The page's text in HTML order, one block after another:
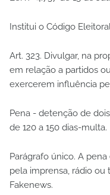
Institui o Código
Art. 323. Divulgar, na
em relação a partidos
exercerem influência
Pena - detenção de
de 120 a 150 dias-multa.
Parágrafo único. A
pela imprensa, rádio
Fakenews.